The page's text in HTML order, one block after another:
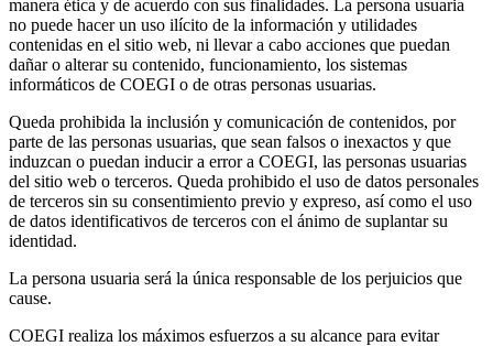
manera ética y de acuerdo con sus finalidades. La persona usuaria
no puede hacer un uso ilícito de la información y utilidades
contenidas en el sitio web, ni llevar a cabo acciones que puedan
dañar o alterar su contenido, funcionamiento, los sistemas
informáticos de COEGI o de otras personas usuarias.
Queda prohibida la inclusión y comunicación de contenidos, por
parte de las personas usuarias, que sean falsos o inexactos y que
induzcan o puedan inducir a error a COEGI, las personas usuarias
del sitio web o terceros. Queda prohibido el uso de datos personales
de terceros sin su consentimiento previo y expreso, así como el uso
de datos identificativos de terceros con el ánimo de suplantar su
identidad.
La persona usuaria será la única responsable de los perjuicios que
cause.
COEGI realiza los máximos esfuerzos a su alcance para evitar